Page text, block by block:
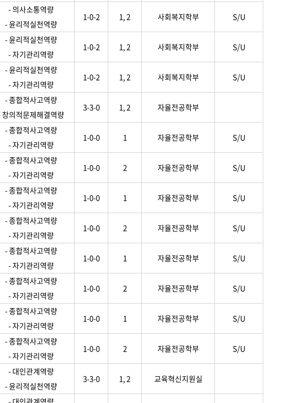
- 의사소통역량
- 윤리적실천역량
1-0-2 1, 2 사회복지학부 S/U
- 윤리적실천역량
- 자기관리역량
1-0-2 1, 2 사회복지학부 S/U
- 윤리적실천역량
- 자기관리역량
1-0-2 1, 2 사회복지학부 S/U
- 종합적사고역량
창의적문제해결역량
3-3-0 1, 2 자율전공학부
- 종합적사고역량
- 자기관리역량
1-0-0 1 자율전공학부 S/U
- 종합적사고역량
- 자기관리역량
1-0-0 2 자율전공학부 S/U
- 종합적사고역량
- 자기관리역량
1-0-0 1 자율전공학부 S/U
- 종합적사고역량
- 자기관리역량
1-0-0 2 자율전공학부 S/U
- 종합적사고역량
- 자기관리역량
1-0-0 1 자율전공학부 S/U
- 종합적사고역량
- 자기관리역량
1-0-0 2 자율전공학부 S/U
- 종합적사고역량
- 자기관리역량
1-0-0 1 자율전공학부 S/U
- 종합적사고역량
- 자기관리역량
1-0-0 2 자율전공학부 S/U
- 대인관계역량
- 윤리적실천역량
3-3-0 1, 2 교육혁신지원실